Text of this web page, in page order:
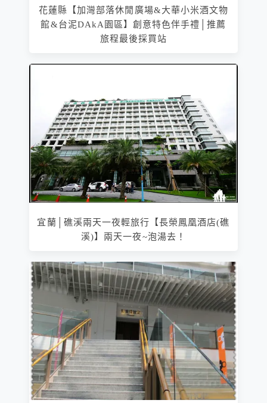
花蓮縣【加灣部落休閒廣場&大華小米酒文物
館&台泥DAkA園區】創意特色伴手禮│推薦
旅程最後採買站
宜蘭│礁溪兩天一夜輕旅行【長榮鳳凰酒店(礁
溪)】兩天一夜~泡湯去！